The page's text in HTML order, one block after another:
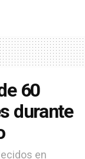
60
durante
en